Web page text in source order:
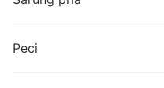
Peci